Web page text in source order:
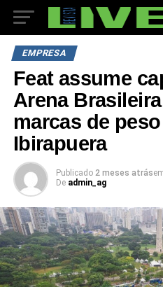
EMPRESA
Feat assume
Arena
marcas de
Ibirapuera
Publicado 2 meses atrás
De admin_ag